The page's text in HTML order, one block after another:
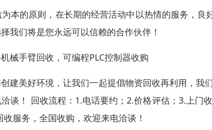
本的原则，在长期的经营活动中以热情的服务，良
我们将是您永远可以信赖的合作伙伴！
械手臂回收，可编程PLC控制器收购
建美好环境，让我们一起提倡物资回收再利用，我
谈！ 回收流程：1.电话要约；2.价格评估；3.上门
服务，全国收购，欢迎来电洽谈！